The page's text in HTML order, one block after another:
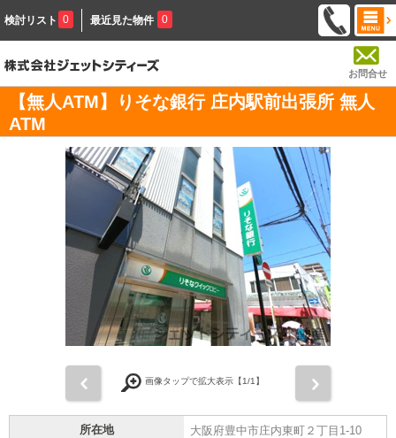
検討リスト 0 最近見た物件 0
お問合せ
【無人ATM】りそな銀行 庄内駅前出張所 無人
ATM
画像タップで拡大表示【1/1】
所在地 大阪府豊中市庄内東町２丁目1-10